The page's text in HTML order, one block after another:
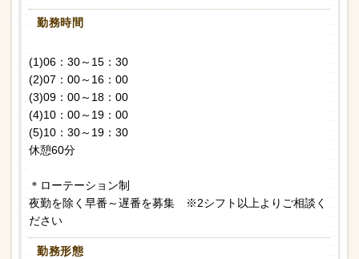
勤務時間
(1)06：30～15：30
(2)07：00～16：00
(3)09：00～18：00
(4)10：00～19：00
(5)10：30～19：30
休憩60分
＊ローテーション制
夜勤を除く早番～遅番を募集 ※2シフト以上よりご相談く
ださい
勤務形態